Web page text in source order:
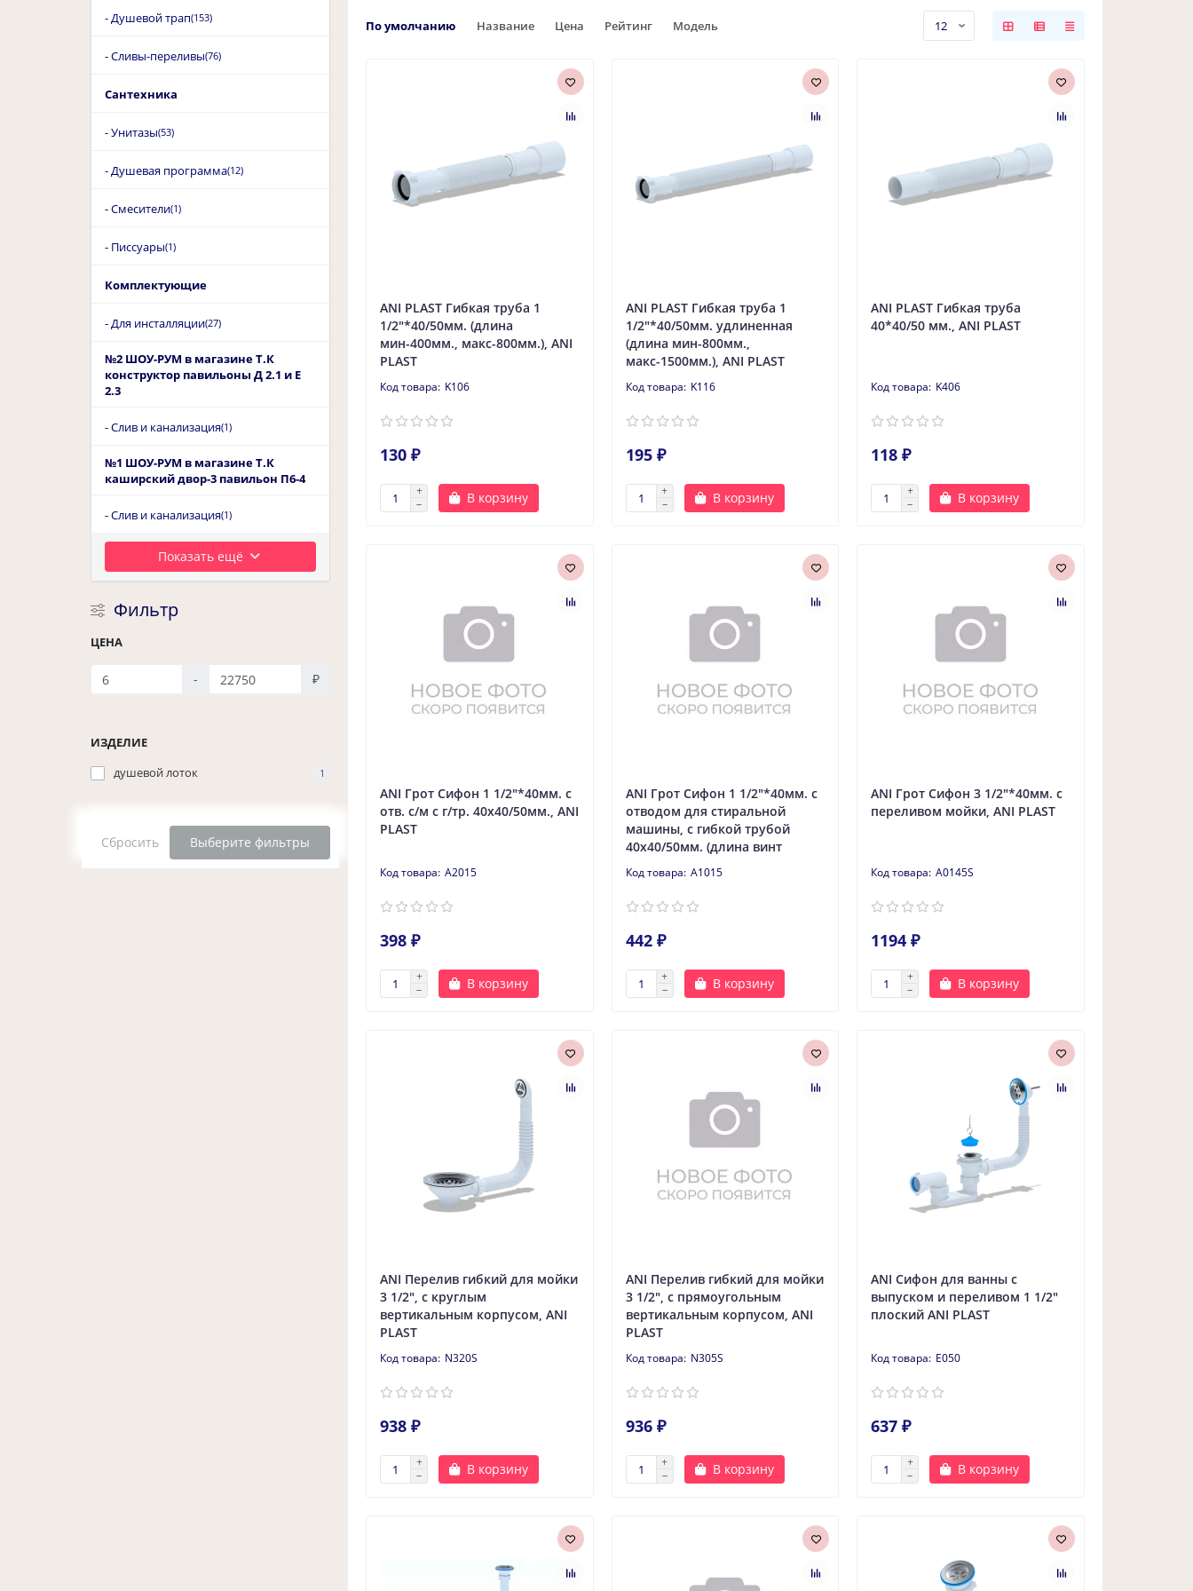
- Душевой трап(153)
- Сливы-переливы(76)
Сантехника
- Унитазы(53)
- Душевая программа(12)
- Смесители(1)
- Писсуары(1)
Комплектующие
- Для инсталляции(27)
№2 ШОУ-РУМ в магазине Т.К
конструктор павильоны Д 2.1 и Е
2.3
- Слив и канализация(1)
№1 ШОУ-РУМ в магазине Т.К
каширский двор-3 павильон П6-4
- Слив и канализация(1)
Показать ещё
Фильтр
ЦЕНА
- ₽
ИЗДЕЛИЕ
душевой лоток
1
Сбросить Выберите фильтры
По умолчанию Название Цена Рейтинг Модель
ANI PLAST Гибкая труба 1
1/2"*40/50мм. (длина
мин-400мм., макс-800мм.), ANI
PLAST
K106
130 ₽
В корзину
ANI PLAST Гибкая труба 1
1/2"*40/50мм. удлиненная
(длина мин-800мм.,
макс-1500мм.), ANI PLAST
K116
195 ₽
В корзину
ANI PLAST Гибкая труба
40*40/50 мм., ANI PLAST
K406
118 ₽
В корзину
ANI Грот Сифон 1 1/2"*40мм. с
отв. с/м с г/тр. 40х40/50мм., ANI
PLAST
A2015
398 ₽
В корзину
ANI Грот Сифон 1 1/2"*40мм. с
отводом для стиральной
машины, с гибкой трубой
40х40/50мм. (длина винт
A1015
442 ₽
В корзину
ANI Грот Сифон 3 1/2"*40мм. с
переливом мойки, ANI PLAST
A0145S
1194 ₽
В корзину
ANI Перелив гибкий для мойки
3 1/2", с круглым
вертикальным корпусом, ANI
PLAST
N320S
938 ₽
В корзину
ANI Перелив гибкий для мойки
3 1/2", с прямоугольным
вертикальным корпусом, ANI
PLAST
N305S
936 ₽
В корзину
ANI Сифон для ванны с
выпуском и переливом 1 1/2"
плоский ANI PLAST
E050
637 ₽
В корзину